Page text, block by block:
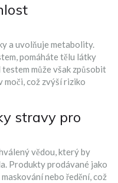
a uvolňuje metabolity.
pomáháte tělu látky
může však způsobit
což zvýší riziko
stravy pro
vědou, který by
Produkty prodávané jako
nebo ředění, což